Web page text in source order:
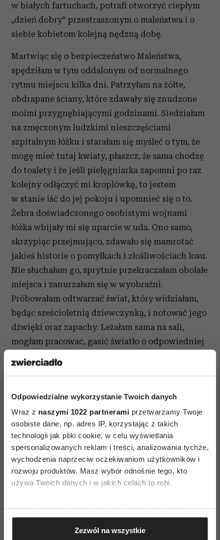
Odpowiedzialne wykorzystanie Twoich danych
Wraz z naszymi 1022 partnerami przetwarzamy Twoje
osobiste dane, np. adres IP, korzystając z takich
technologii jak pliki cookie, w celu wyświetlania
spersonalizowanych reklam i treści, analizowania tychże,
wychodzenia naprzeciw oczekiwaniom użytkowników i
rozwoju produktów. Masz wybór odnośnie tego, kto
używa Twoich danych i w jakich celach to robi.
Gromadzić dane dotyczące Twojej lokalizacji
geograficznej z dokładnością nawet do kilku metrów
Zezwól na wszystkie
w białych fartuchach, potrafi otworzyć ciepłym
„dzień dobry” przestraszonym o maleństwa i o
siebie kobietom kolejną nędzną dobę.
Martwiąc się o bezpieczeństwo Maleństwa,
spędziłam w tym oddalonym od normalnego
rytmu miejscu kilka dni. Patrzyłam na żółte,
obdrapane ściany, które zdawały się znudzone
moimi przygnębiającymi godzinami. Siedziałam
na zmęczonym ludzkimi nieszczęściami
szpitalnym łóżku i starałam się myśleć o tym, że
mogę mieć tutaj kwiaty, płaszcz, że sama chodzę
do toalety i że jeśli pielęgniarka zapomni po raz
kolejny odłączyć mi kroplówkę, to jestem
w stanie iść do jej pokoju i upomnieć się o to.
Żebra doświadczonego osobistymi wojnami
łóżka wbijały mi się uparcie w uda. Ono samo,
skrzypiąc przejmująco, zdawało się mamrotać
jakieś historie o pomyłkach i złośliwościach losu.
Nie słuchałam go, sprytnie przekraczałam obolałe
miejsca i zanurzałam się w wyobraźni.
Próbowałam odtwarzać świat, który widziałam,
będąc sześcioletnią dziewczynką, i notować jego
dźwięki oraz zapachy. Leżałam sama na sali,
mogłam pracować, gasić światło o odpowiedniej
Miałam widok na las. W pobliżu jest
wielka tablica przy bramie prowadzącej do izby
przyjęć. Nie przeraża mnie to, już dawno
przestałam bać się śmierci. Oswoiłam ją,
zajrzałam jej kilka razy głęboko w oczy i już
wiem, że tam, w symbolicznym dole, nie ma nic.
wierzę w oddziały intensywnej terapii.
Zanurzałam się w takich płomieniach kilka razy
i jestem pewna, że straszne jest tylko to, co